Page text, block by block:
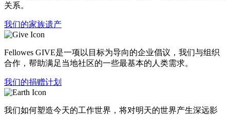
关系。
我们的家族遗产
Fellowes GIVE是一项以目标为导向的企业倡议，我们与组织
合作，帮助满足当地社区的一些最基本的人类需求。
我们的捐赠计划
我们如何塑造今天的工作世界，将对明天的世界产生深远影